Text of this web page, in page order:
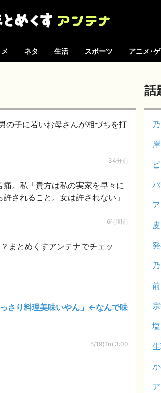
ネタ 生活 スポーツ アニメ･
の子に若いお母さんが相づちを打
34分前
。私「貴方は私の実家を早々に
されること。女は許されない」
6時間前
まとめくすアンテナでチェッ
さり料理美味いやん」←なんで味
5/19(Tu) 3:00
話